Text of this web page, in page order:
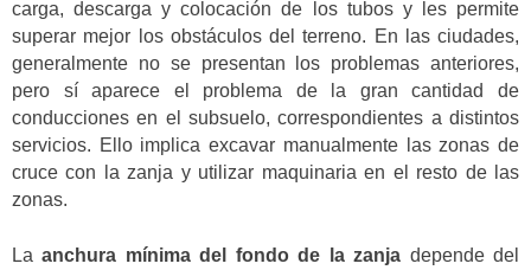
carga, descarga y colocación de los tubos y les permite
superar mejor los obstáculos del terreno. En las ciudades,
generalmente no se presentan los problemas anteriores,
pero sí aparece el problema de la gran cantidad de
conducciones en el subsuelo, correspondientes a distintos
servicios. Ello implica excavar manualmente las zonas de
cruce con la zanja y utilizar maquinaria en el resto de las
zonas.
Laanchura mínima del fondo de la zanja depende del